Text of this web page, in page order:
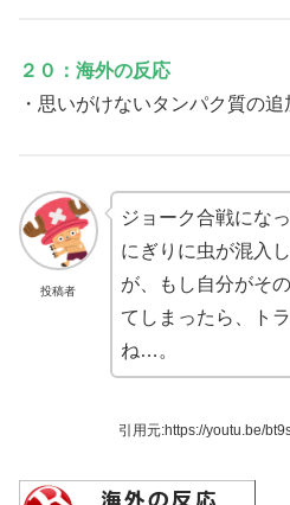
２０：海外の反応
・思いがけないタンパク質の追
投稿者
ジョーク合戦にな
にぎりに虫が混入
が、もし自分がそ
てしまったら、ト
ね…。
引用元:https://youtu.be/